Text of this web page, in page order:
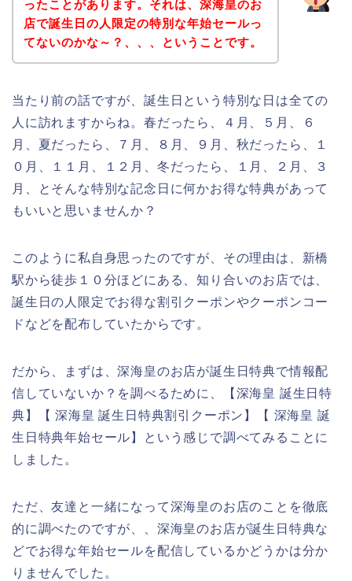
ったことがあります。それは、深海皇のお
店で誕生日の人限定の特別な年始セールっ
てないのかな～？、、、ということです。
当たり前の話ですが、誕生日という特別な日は全ての
人に訪れますからね。春だったら、４月、５月、６
月、夏だったら、７月、８月、９月、秋だったら、１
０月、１１月、１２月、冬だったら、１月、２月、３
月、とそんな特別な記念日に何かお得な特典があって
もいいと思いませんか？
このように私自身思ったのですが、その理由は、新橋
駅から徒歩１０分ほどにある、知り合いのお店では、
誕生日の人限定でお得な割引クーポンやクーポンコー
ドなどを配布していたからです。
だから、まずは、深海皇のお店が誕生日特典で情報配
信していないか？を調べるために、【深海皇 誕生日特
典】【 深海皇 誕生日特典割引クーポン】【 深海皇 誕
生日特典年始セール】という感じで調べてみることに
しました。
ただ、友達と一緒になって深海皇のお店のことを徹底
的に調べたのですが、、深海皇のお店が誕生日特典な
どでお得な年始セールを配信しているかどうかは分か
りませんでした。